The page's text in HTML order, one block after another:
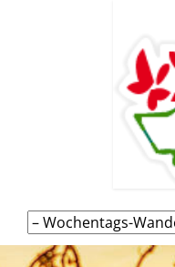
Navigation
überspringen